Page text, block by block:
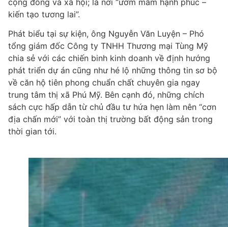
kiến tạo tương lai”.
Phát biểu tại sự kiện, ông Nguyễn Văn Luyện – Phó
tổng giám đốc Công ty TNHH Thương mại Tùng Mỹ
chia sẻ với các chiến binh kinh doanh về định hướng
phát triển dự án cũng như hé lộ những thông tin sơ bộ
về căn hộ tiên phong chuẩn chất chuyên gia ngay
trung tâm thị xã Phú Mỹ. Bên cạnh đó, những chích
sách cực hấp dẫn từ chủ đầu tư hứa hẹn làm nên “cơn
địa chấn mới” với toàn thị trường bất động sản trong
thời gian tới.